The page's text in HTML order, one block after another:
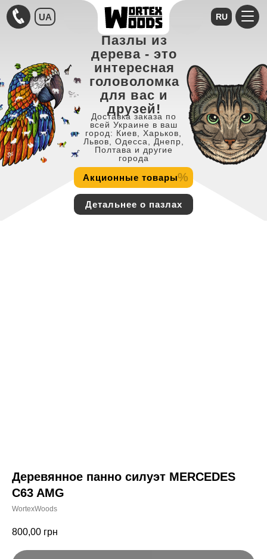
Акционные товары%
Пазлы из
дерева - это
интересная
головоломка
для вас и
друзей!
Доставка заказа по
всей Украине в ваш
город: Киев, Харьков,
Львов, Одесса, Днепр,
Полтава и другие
города
Детальнее о пазлах
UA RU
Деревянное панно силуэт MERCEDES
C63 AMG
WortexWoods
800,00 грн